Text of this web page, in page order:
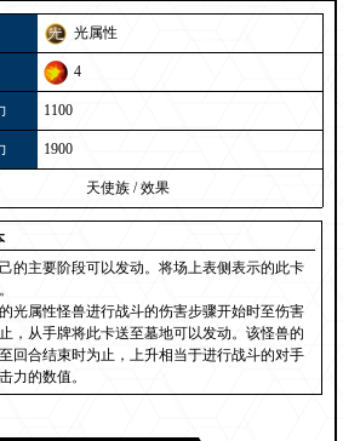
光属性
4
1100
1900
天使族 / 效果
的主要阶段可以发动。将场上表侧表示的此卡
光属性怪兽进行战斗的伤害步骤开始时至伤害
，从手牌将此卡送至墓地可以发动。该怪兽的
回合结束时为止，上升相当于进行战斗的对手
力的数值。